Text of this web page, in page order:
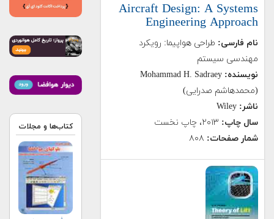
Aircraft Design: A Systems
Engineering Approach
نام فارسی: طراحی هواپیما: رویکرد
مهندسی سیستم
نویسنده: Mohammad H. Sadraey
(محمدهاشم صدرایی)
ناشر: Wiley
سال چاپ:
شمار صفحات:
کتاب‌ها و مجلات